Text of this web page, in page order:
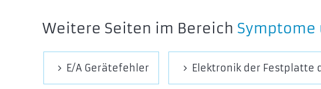
Weitere Seiten im Bereich Symptome
E/A Gerätefehler Elektronik der Festplatte